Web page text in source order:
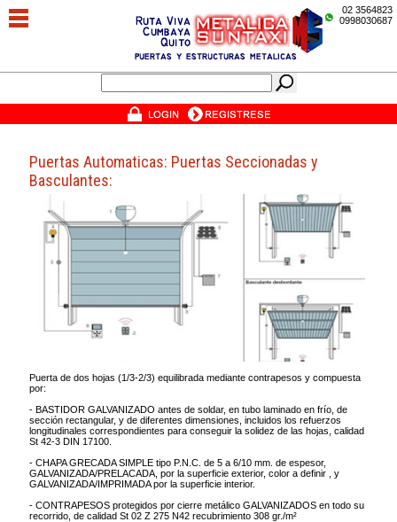
02 3564823
0998030687
Puertas Automaticas: Puertas Seccionadas y
Basculantes:
Puerta de dos hojas (1/3-2/3) equilibrada mediante contrapesos y compuesta
por:
- BASTIDOR GALVANIZADO antes de soldar, en tubo laminado en frío, de
sección rectangular, y de diferentes dimensiones, incluidos los refuerzos
longitudinales correspondientes para conseguir la solidez de las hojas, calidad
St 42-3 DIN 17100.
- CHAPA GRECADA SIMPLE tipo P.N.C. de 5 a 6/10 mm. de espesor,
GALVANIZADA/PRELACADA, por la superficie exterior, color a definir , y
GALVANIZADA/IMPRIMADA por la superficie interior.
- CONTRAPESOS protegidos por cierre metálico GALVANIZADOS en todo su
recorrido, de calidad St 02 Z 275 N42 recubrimiento 308 gr./m²